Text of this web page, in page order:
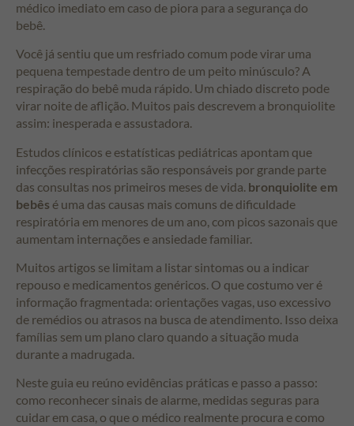
médico imediato em caso de piora para a segurança do
bebê.
Você já sentiu que um resfriado comum pode virar uma
pequena tempestade dentro de um peito minúsculo? A
respiração do bebê muda rápido. Um chiado discreto pode
virar noite de aflição. Muitos pais descrevem a bronquiolite
assim: inesperada e assustadora.
Estudos clínicos e estatísticas pediátricas apontam que
infecções respiratórias são responsáveis por grande parte
das consultas nos primeiros meses de vida. bronquiolite em
bebês é uma das causas mais comuns de dificuldade
respiratória em menores de um ano, com picos sazonais que
aumentam internações e ansiedade familiar.
Muitos artigos se limitam a listar sintomas ou a indicar
repouso e medicamentos genéricos. O que costumo ver é
informação fragmentada: orientações vagas, uso excessivo
de remédios ou atrasos na busca de atendimento. Isso deixa
famílias sem um plano claro quando a situação muda
durante a madrugada.
Neste guia eu reúno evidências práticas e passo a passo:
como reconhecer sinais de alarme, medidas seguras para
cuidar em casa, o que o médico realmente procura e como